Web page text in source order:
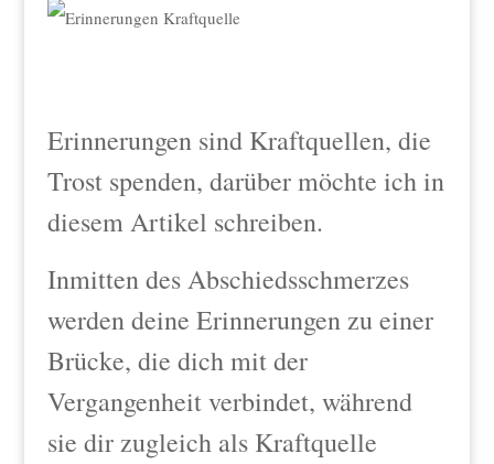
Erinnerungen sind Kraftquellen, die
Trost spenden, darüber möchte ich in
diesem Artikel schreiben.
Inmitten des Abschiedsschmerzes
werden deine Erinnerungen zu einer
Brücke, die dich mit der
Vergangenheit verbindet, während
sie dir zugleich als Kraftquelle